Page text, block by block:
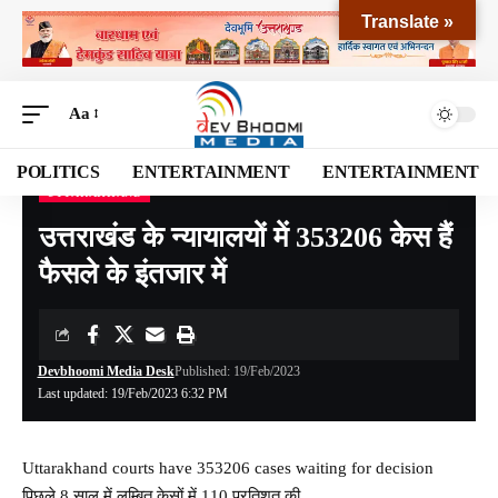
Aa
POLITICS ENTERTAINMENT ENTERTAINMENT
Devbhoomi Media >Blog>NATIONAL>UTTARAKHAND>उत्तराखंड के न्यायालयों में 353206 केस हैं फैसले के इंतजार में
उत्तराखंड के न्यायालयों में 353206 केस हैं
फैसले के इंतजार में
Last updated: 19/Feb/2023 6:32 PM
Devbhoomi Media DeskPublished: 19/Feb/2023
Uttarakhand courts have 353206 cases waiting for decision
Translate »